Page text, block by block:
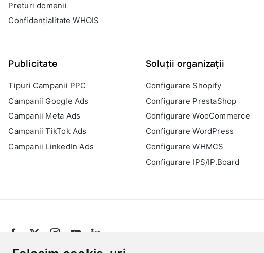
Preturi domenii
Confidențialitate WHOIS
Publicitate
Tipuri Campanii PPC
Campanii Google Ads
Campanii Meta Ads
Campanii TikTok Ads
Campanii LinkedIn Ads
Soluții organizații
Configurare Shopify
Configurare PrestaShop
Configurare WooCommerce
Configurare WordPress
Configurare WHMCS
Configurare IPS/IP.Board